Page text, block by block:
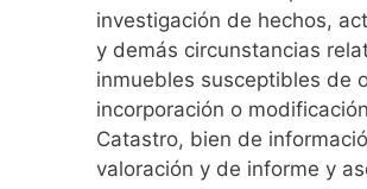
investigación de hechos,
y demás circunstancias
inmuebles susceptibles de
incorporación o
Catastro, bien de
valoración y de informe y